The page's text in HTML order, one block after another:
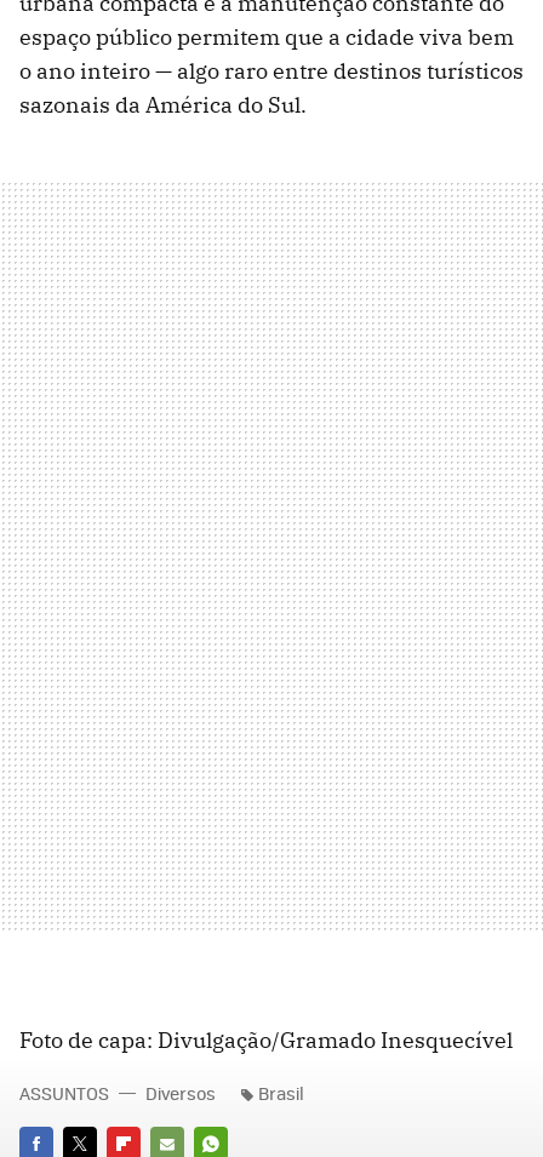
espaço público permitem que a cidade viva bem
o ano inteiro — algo raro entre destinos turísticos
sazonais da América do Sul.
Foto de capa: Divulgação/Gramado Inesquecível
ASSUNTOS Diversos Brasil